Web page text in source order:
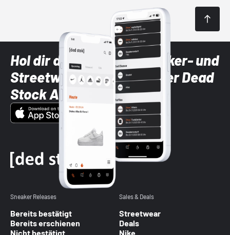
Hol dir die neuesten Sneaker- und
Streetwear-Brands mit der Dead
Stock App
Sneaker Releases
Bereits bestätigt
Bereits erschienen
Nicht bestätigt
Sales & Deals
Streetwear
Deals
Nike